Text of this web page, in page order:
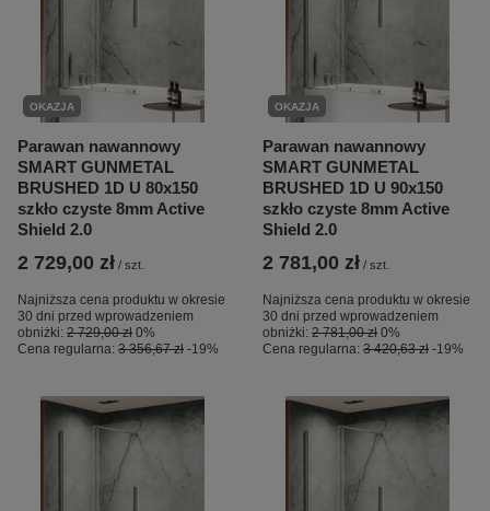
OKAZJA
Parawan nawannowy
SMART GUNMETAL
BRUSHED 1D U 80x150
szkło czyste 8mm Active
Shield 2.0
2 729,00 zł / szt.
Najniższa cena produktu w okresie
30 dni przed wprowadzeniem
obniżki: 2 729,00 zł 0%
Cena regularna: 3 356,67 zł -19%
OKAZJA
Parawan nawannowy
SMART GUNMETAL
BRUSHED 1D U 90x150
szkło czyste 8mm Active
Shield 2.0
2 781,00 zł / szt.
Najniższa cena produktu w okresie
30 dni przed wprowadzeniem
obniżki: 2 781,00 zł 0%
Cena regularna: 3 420,63 zł -19%